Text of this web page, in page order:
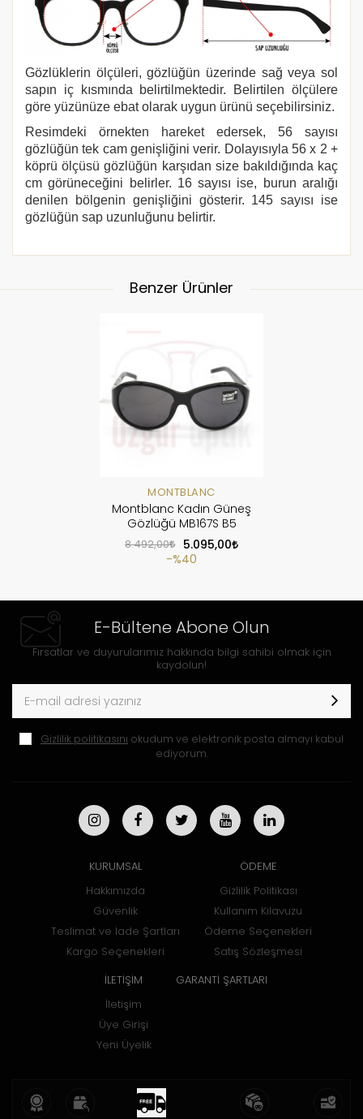
Gözlüklerin ölçüleri, gözlüğün üzerinde sağ veya sol
sapın iç kısmında belirtilmektedir. Belirtilen ölçülere
göre yüzünüze ebat olarak uygun ürünü seçebilirsiniz.
Resimdeki örnekten hareket edersek, 56 sayısı
gözlüğün tek cam genişliğini verir. Dolayısıyla 56 x 2 +
köprü ölçüsü gözlüğün karşıdan size bakıldığında kaç
cm görüneceğini belirler. 16 sayısı ise, burun aralığı
denilen bölgenin genişliğini gösterir. 145 sayısı ise
gözlüğün sap uzunluğunu belirtir.
Benzer Ürünler
MONTBLANC
Montblanc Kadın Güneş
Gözlüğü MB167S B5
8.492,00
5.095,00
%40
E-Bültene Abone Olun
Fırsatlar ve duyurularımız hakkında bilgi sahibi olmak için
kaydolun!
Gizlilik politikasını okudum ve elektronik posta almayı kabul
ediyorum.
KURUMSAL
Hakkımızda
Güvenlik
Teslimat ve İade Şartları
Kargo Seçenekleri
ÖDEME
Gizlilik Politikası
Kullanım Kılavuzu
Ödeme Seçenekleri
Satış Sözleşmesi
İLETİŞİM
İletişim
Üye Girişi
Yeni Üyelik
GARANTİ ŞARTLARI